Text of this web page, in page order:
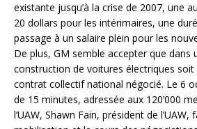
existante jusqu’à la crise de 2007, une
20 dollars pour les intérimaires, une
passage à un salaire plein pour les
De plus, GM semble accepter que dans
construction de voitures électriques
contrat collectif national négocié. Le 6
de 15 minutes, adressée aux 120’000
l’UAW, Shawn Fain, président de